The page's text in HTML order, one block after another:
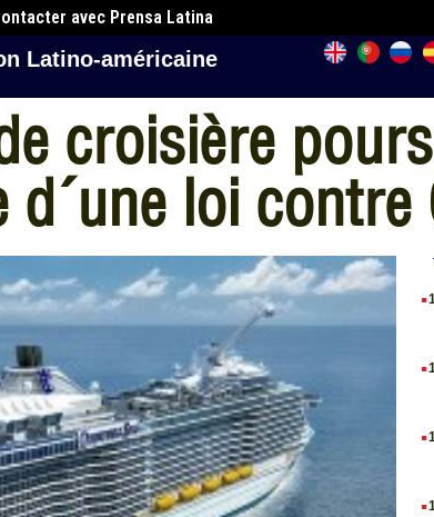
avec Prensa Latina
Latino-américaine
croisière
loi contre
.
.
.
.